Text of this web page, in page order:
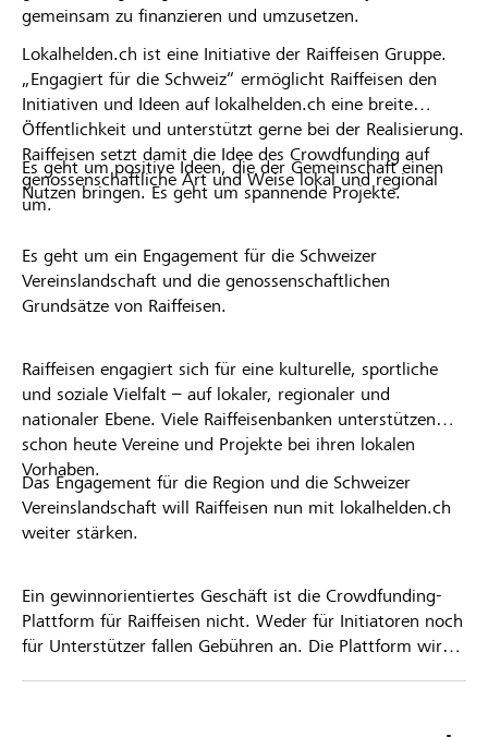
gemeinsam zu finanzieren und umzusetzen.
Lokalhelden.ch ist eine Initiative der Raiffeisen Gruppe.
„Engagiert für die Schweiz“ ermöglicht Raiffeisen den
Initiativen und Ideen auf lokalhelden.ch eine breite
Öffentlichkeit und unterstützt gerne bei der Realisierung.
Raiffeisen setzt damit die Idee des Crowdfunding auf
genossenschaftliche Art und Weise lokal und regional
um.
Es geht um positive Ideen, die der Gemeinschaft einen
Nutzen bringen. Es geht um spannende Projekte.
Es geht um ein Engagement für die Schweizer
Vereinslandschaft und die genossenschaftlichen
Grundsätze von Raiffeisen.
Raiffeisen engagiert sich für eine kulturelle, sportliche
und soziale Vielfalt – auf lokaler, regionaler und
nationaler Ebene. Viele Raiffeisenbanken unterstützen
schon heute Vereine und Projekte bei ihren lokalen
Vorhaben.
Das Engagement für die Region und die Schweizer
Vereinslandschaft will Raiffeisen nun mit lokalhelden.ch
weiter stärken.
Ein gewinnorientiertes Geschäft ist die Crowdfunding-
Plattform für Raiffeisen nicht. Weder für Initiatoren noch
für Unterstützer fallen Gebühren an. Die Plattform wird